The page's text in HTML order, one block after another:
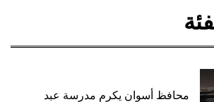
محافظ أسوان يكرم مدرسة عبد